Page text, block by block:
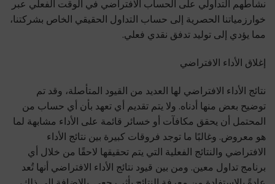
نشاطهم التداولي على الحساب الافتراضي في الوقت الفعلي عبر
خوارزمياتنا الحصرية إلى حساب التداول الحقيقي الخاص بشركتنا،
مما يؤدي إلى توليد تدفق نقدي فعلي.
إغلاق الأداء الافتراضي
نتائج الأداء الافتراضي لها العديد من القيود المتأصلة، وقد تم
توضيح بعض منها أدناه. ولا يتم تقديم أي تعهد بأن أي حساب من
المحتمل أن يحقق مكافآت أو خسائر قائمة على الأداء مشابهة لما
هو معروض. وغالبًا ما توجد فروقات كبيرة بين نتائج الأداء
الافتراضي والنتائج الفعلية التي يتم تحقيقها لاحقًا من خلال أي
برنامج تداول معين. ومن بين قيود نتائج الأداء الافتراضي أنها تُعد